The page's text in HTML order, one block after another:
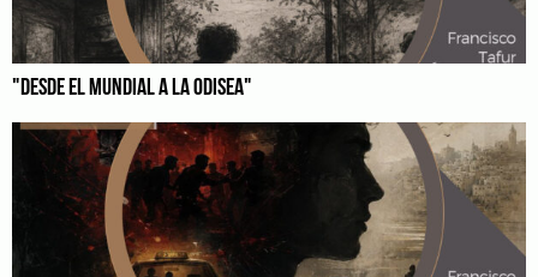
"DESDE EL MUNDIAL A LA ODISEA"